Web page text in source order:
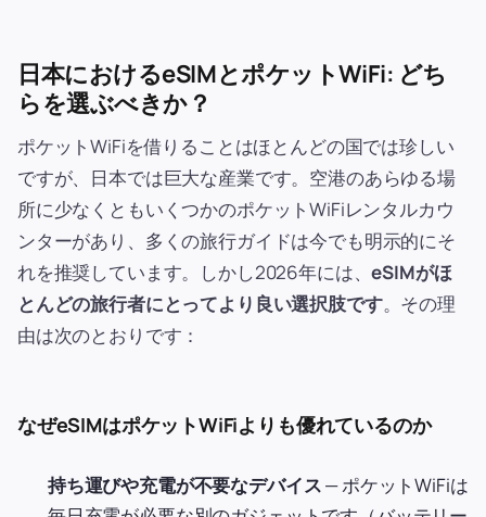
日本におけるeSIMとポケットWiFi: どち
らを選ぶべきか？
ポケットWiFiを借りることはほとんどの国では珍しい
ですが、日本では巨大な産業です。空港のあらゆる場
所に少なくともいくつかのポケットWiFiレンタルカウ
ンターがあり、多くの旅行ガイドは今でも明示的にそ
れを推奨しています。しかし2026年には、eSIMがほ
とんどの旅行者にとってより良い選択肢です。その理
由は次のとおりです：
なぜeSIMはポケットWiFiよりも優れているのか
持ち運びや充電が不要なデバイス— ポケットWiFiは